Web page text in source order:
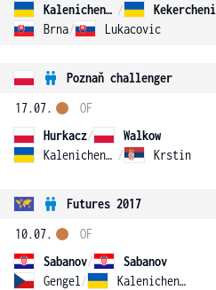
Kalenichenko /
Kekercheni
Brna/ Lukacovic
Poznaň challenger
17.07.
Hurkacz/
Walkow
Kalenichenko / Krstin
OF
Futures 2017
10.07.
Sabanov/
Sabanov
Gengel / Kalenichenko
OF